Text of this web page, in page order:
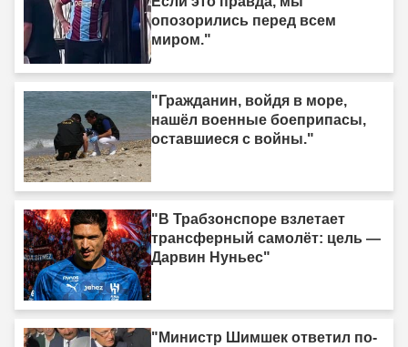
опозорились перед всем
миром."
"Гражданин, войдя в море,
нашёл военные боеприпасы,
оставшиеся с войны."
"В Трабзонспоре взлетает
трансферный самолёт: цель —
Дарвин Нуньес"
"Министр Шимшек ответил по-